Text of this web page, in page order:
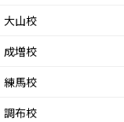
大山校
成増校
練馬校
調布校